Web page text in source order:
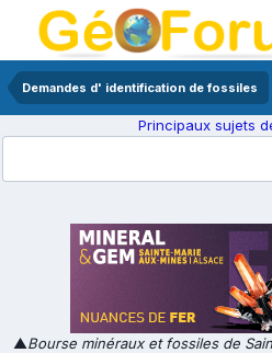
Demandes d' identification de fossiles
Principaux sujets
▲Bourse minéraux et fossiles de